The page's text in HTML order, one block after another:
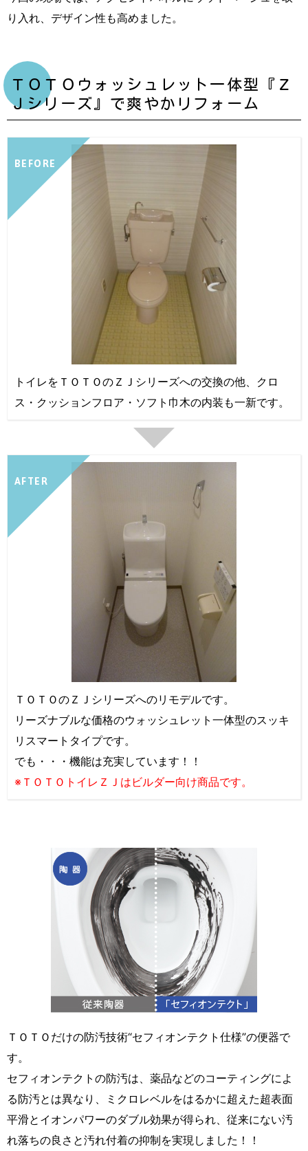
り入れ、デザイン性も高めました。
ＴＯＴＯウォッシュレット一体型『Ｚ
Ｊシリーズ』で爽やかリフォーム
BEFORE
トイレをＴＯＴＯのＺＪシリーズへの交換の他、クロ
ス・クッションフロア・ソフト巾木の内装も一新です。
AFTER
ＴＯＴＯのＺＪシリーズへのリモデルです。
リーズナブルな価格のウォッシュレット一体型のスッキ
リスマートタイプです。
でも・・・機能は充実しています！！
※ＴＯＴＯトイレＺＪはビルダー向け商品です。
ＴＯＴＯだけの防汚技術“セフィオンテクト仕様”の便器で
す。
セフィオンテクトの防汚は、薬品などのコーティングによ
る防汚とは異なり、ミクロレベルをはるかに超えた超表面
平滑とイオンパワーのダブル効果が得られ、従来にない汚
れ落ちの良さと汚れ付着の抑制を実現しました！！